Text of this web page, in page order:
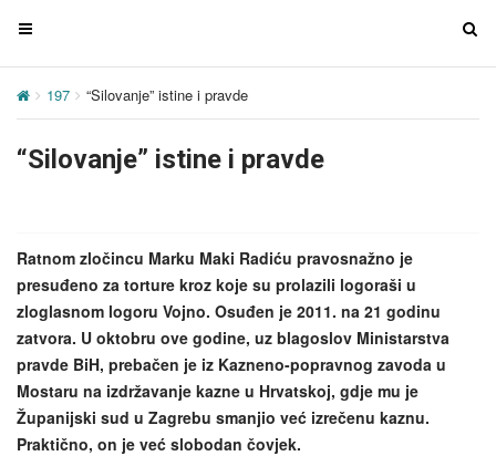
T
g
e
i
g
a
t
i
o
n
T
197 “Silovanje” istine i pravde
“Silovanje” istine i pravde
Ratnom zločincu Marku Maki Radiću pravosnažno je
presuđeno za torture kroz koje su prolazili logoraši u
zloglasnom logoru Vojno. Osuđen je 2011. na 21 godinu
zatvora. U oktobru ove godine, uz blagoslov Ministarstva
pravde BiH, prebačen je iz Kazneno-popravnog zavoda u
Mostaru na izdržavanje kazne u Hrvatskoj, gdje mu je
Županijski sud u Zagrebu smanjio već izrečenu kaznu.
Praktično, on je već slobodan čovjek.